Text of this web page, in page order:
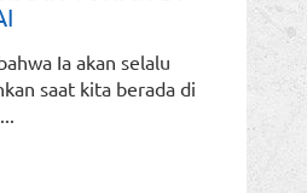
Ia akan selalu
saat kita berada di